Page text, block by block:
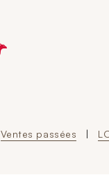
Aller à l'accueil de
Ventes passées |